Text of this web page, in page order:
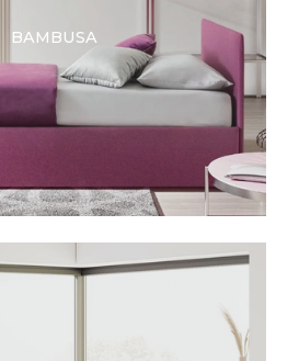
BAMBUSA